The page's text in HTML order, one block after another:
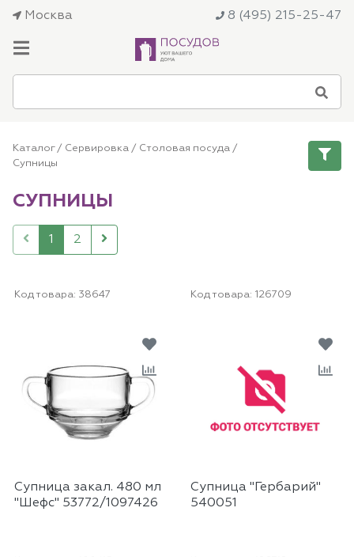
Москва 8 (495) 215-25-47
Каталог/ Сервировка / Столовая посуда /
Супницы
СУПНИЦЫ
1 2
Код товара: 38647
Супница закал. 480 мл
"Шефс" 53772/1097426
Код товара: 126709
Супница "Гербарий"
540051